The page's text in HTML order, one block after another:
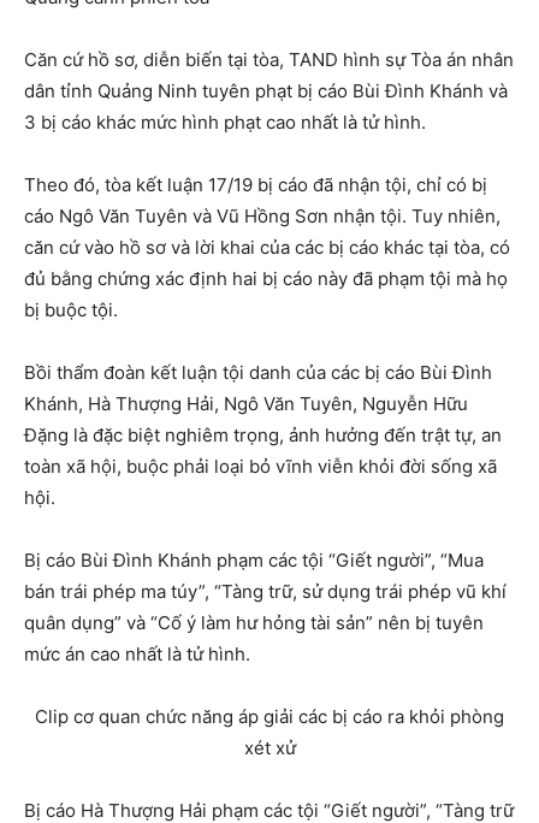
Căn cứ hồ sơ, diễn biến tại tòa, TAND hình sự Tòa án nhân
dân tỉnh Quảng Ninh tuyên phạt bị cáo Bùi Đình Khánh và
3 bị cáo khác mức hình phạt cao nhất là tử hình.
Theo đó, tòa kết luận 17/19 bị cáo đã nhận tội, chỉ có bị
cáo Ngô Văn Tuyên và Vũ Hồng Sơn nhận tội. Tuy nhiên,
căn cứ vào hồ sơ và lời khai của các bị cáo khác tại tòa, có
đủ bằng chứng xác định hai bị cáo này đã phạm tội mà họ
bị buộc tội.
Bồi thẩm đoàn kết luận tội danh của các bị cáo Bùi Đình
Khánh, Hà Thượng Hải, Ngô Văn Tuyên, Nguyễn Hữu
Đặng là đặc biệt nghiêm trọng, ảnh hưởng đến trật tự, an
toàn xã hội, buộc phải loại bỏ vĩnh viễn khỏi đời sống xã
hội.
Bị cáo Bùi Đình Khánh phạm các tội “Giết người”, “Mua
bán trái phép ma túy”, “Tàng trữ, sử dụng trái phép vũ khí
quân dụng” và “Cố ý làm hư hỏng tài sản” nên bị tuyên
mức án cao nhất là tử hình.
Clip cơ quan chức năng áp giải các bị cáo ra khỏi phòng
xét xử
Bị cáo Hà Thượng Hải phạm các tội “Giết người”, “Tàng trữ